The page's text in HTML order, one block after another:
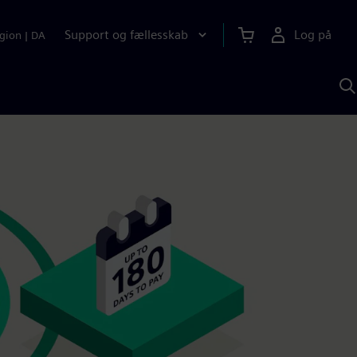
| DA Support og fællesskab
Log på